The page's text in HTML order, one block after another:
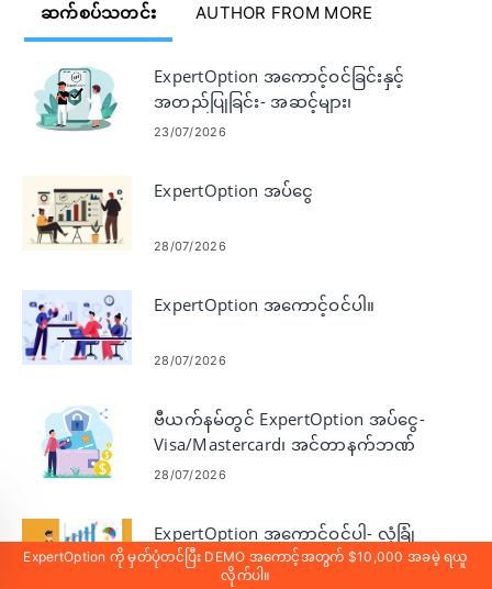
ဆက်စပ်သတင်း AUTHOR FROM MORE
ExpertOption အကောင့်ဝင်ခြင်းနှင့်
အတည်ပြုခြင်း- အဆင့်များ၊
စာရွက်စာတမ်းများ၊ ပြဿနာဖြေရှင်း
23/07/2026
ExpertOption အပ်ငွေ
28/07/2026
ExpertOption အကောင့်ဝင်ပါ။
28/07/2026
ဗီယက်နမ်တွင် ExpertOption အပ်ငွေ-
Visa/Mastercard၊ အင်တာနက်ဘဏ်
လုပ်ငန်း၊ E-payments နှင့် Crypto
28/07/2026
ExpertOption အကောင့်ဝင်ပါ- လုံခြုံ
သောဝင်ရောက်မှုအဆင့်များနှင့်
ပြဿနာဖြေရှင်းခြင်း
ExpertOption ကို မှတ်ပုံတင်ပြီး DEMO အကောင့်အတွက် $10,000 အခမဲ့ ရယူ
လိုက်ပါ။